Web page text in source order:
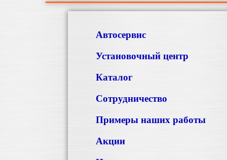
Автосервис
Установочный центр
Каталог
Сотрудничество
Примеры наших работы
Акции